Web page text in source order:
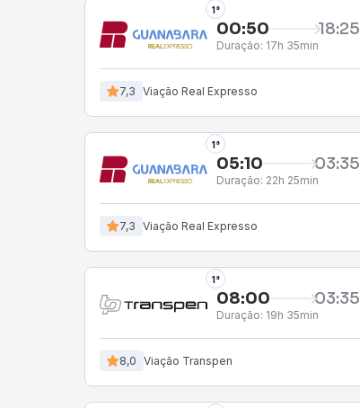
1°
00:50 18:25
Duração: 17h 35min
7,3 Viação Real Expresso
1°
05:10 03:35
Duração: 22h 25min
7,3 Viação Real Expresso
1°
08:00 03:35
Duração: 19h 35min
8,0 Viação Transpen